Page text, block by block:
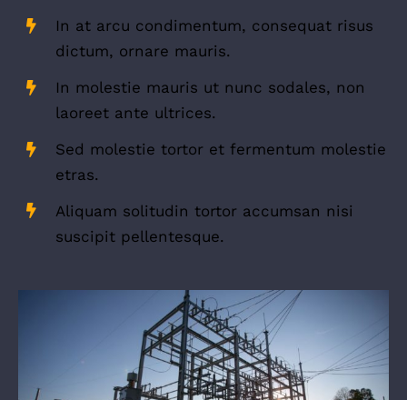
In at arcu condimentum, consequat risus
dictum, ornare mauris.
In molestie mauris ut nunc sodales, non
laoreet ante ultrices.
Sed molestie tortor et fermentum molestie
etras.
Aliquam solitudin tortor accumsan nisi
suscipit pellentesque.